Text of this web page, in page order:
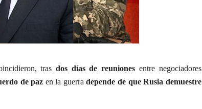
trasdos días de reuniones entre negociadores
de paz en la guerradepende de que Rusia demuestre